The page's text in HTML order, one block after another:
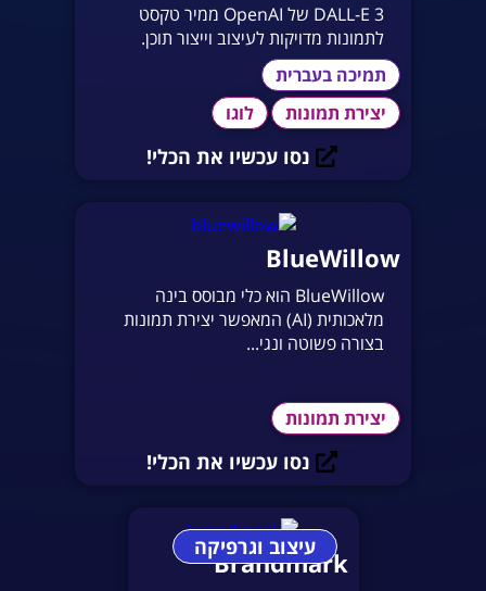
DALL-E 3 של OpenAI ממיר טקסט
לתמונות מדויקות לעיצוב וייצור תוכן.
תמיכה בעברית
יצירת תמונות
לוגו
נסו עכשיו את הכלי!
BlueWillow
BlueWillow הוא כלי מבוסס בינה
מלאכותית (AI) המאפשר יצירת תמונות
בצורה פשוטה ונגי...
יצירת תמונות
נסו עכשיו את הכלי!
עיצוב וגרפיקה
Brandmark